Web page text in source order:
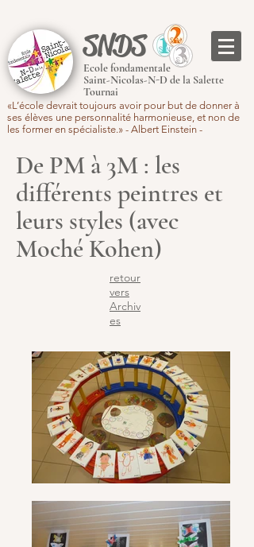
SNDS
Ecole fondamentale
Saint-Nicolas-N-D de la Salette
Tournai
«L’école devrait toujours avoir pour but de donner à
ses élèves une personnalité harmonieuse, et non de
les former en spécialiste.» - Albert Einstein -
De PM à 3M : les
différents peintres et
leurs styles (avec
Moché Kohen)
retour
vers
Archiv
es